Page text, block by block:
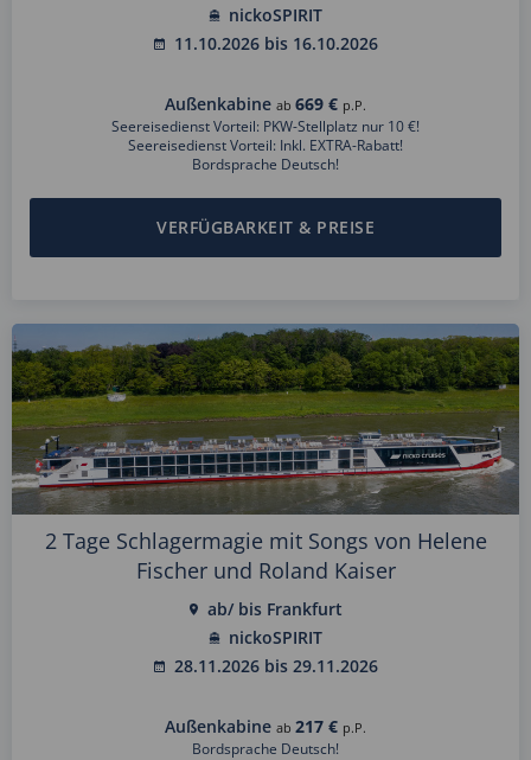
nickoSPIRIT
11.10.2026 bis 16.10.2026
Außenkabine ab669 € p.P.
Seereisedienst Vorteil: PKW-Stellplatz nur 10 €!
Seereisedienst Vorteil: Inkl. EXTRA-Rabatt!
Bordsprache Deutsch!
VERFÜGBARKEIT & PREISE
2 Tage Schlagermagie mit Songs von Helene
Fischer und Roland Kaiser
ab/ bis Frankfurt
nickoSPIRIT
28.11.2026 bis 29.11.2026
Außenkabine ab217 € p.P.
Bordsprache Deutsch!